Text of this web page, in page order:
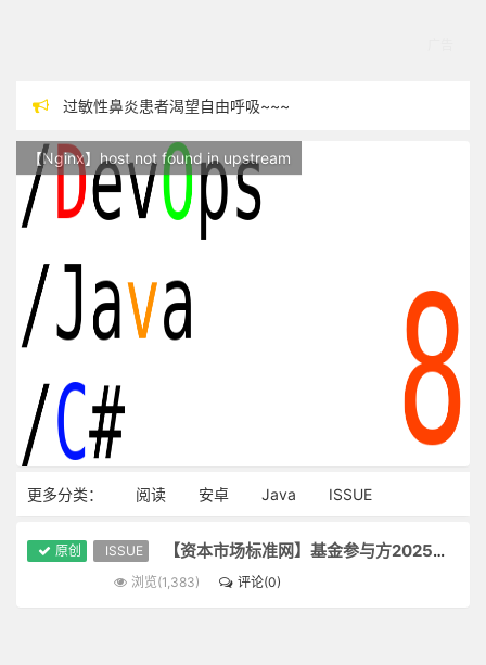
过敏性鼻炎患者渴望自由呼吸~~~
站点随时调整中，如果不能访问，请稍等片刻
反对日本核废水排海
【Nginx】host not found in upstream
更多分类： 阅读 安卓 Java ISSUE
原创 ISSUE 【资本市场标准网】基金参与方2025年02月06日更新
浏览(1,383) 评论(0)